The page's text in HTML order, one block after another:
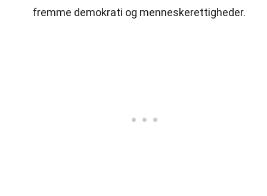
fremme demokrati og menneskerettigheder.